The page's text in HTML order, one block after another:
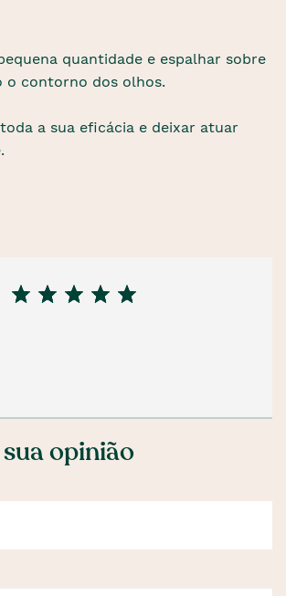
quantidade e espalhar sobre
o contorno dos olhos.
a sua eficácia e deixar atuar
opinião